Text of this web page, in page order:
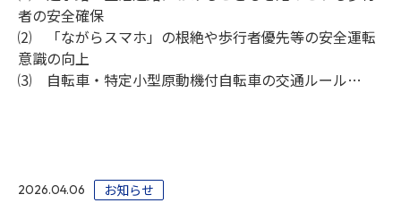
者の安全確保
⑵ 「ながらスマホ」の根絶や歩行者優先等の安全運転
意識の向上
⑶ 自転車・特定小型原動機付自転車の交通ルール…
2026.04.06 お知らせ